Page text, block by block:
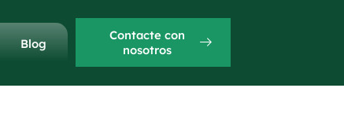
Blog
Contacte con
nosotros